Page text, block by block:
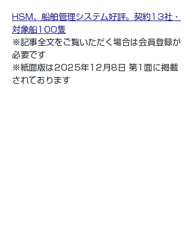
HSM、船舶管理システム好評。契約13社・
対象船100隻
※記事全文をご覧いただく場合は会員登録が
必要です
※紙面版は2025年12月8日 第1面に掲載
されております